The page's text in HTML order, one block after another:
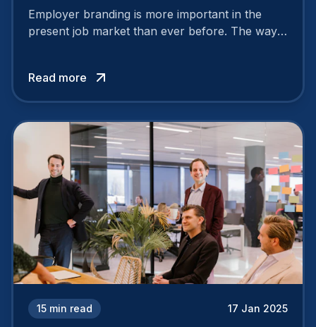
Employer branding is more important in the
present job market than ever before. The way
Read more
15 min read 17 Jan 2025